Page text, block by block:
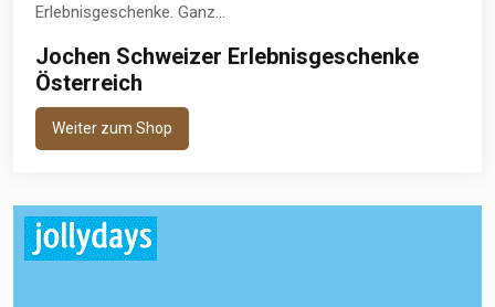
Erlebnisgeschenke. Ganz...
Jochen Schweizer Erlebnisgeschenke
Österreich
Weiter zum Shop